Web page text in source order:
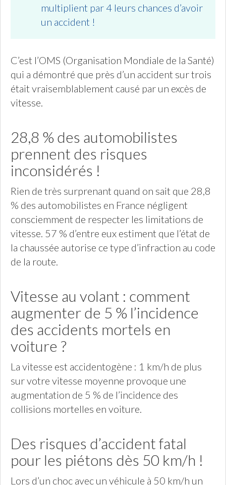
multiplient par 4 leurs chances d’avoir
un accident !
C’est l’OMS (Organisation Mondiale de la Santé)
qui a démontré que près d’un accident sur trois
était vraisemblablement causé par un excès de
vitesse.
28,8 % des automobilistes
prennent des risques
inconsidérés !
Rien de très surprenant quand on sait que 28,8
% des automobilistes en France négligent
consciemment de respecter les limitations de
vitesse. 57 % d’entre eux estiment que l’état de
la chaussée autorise ce type d’infraction au code
de la route.
Vitesse au volant : comment
augmenter de 5 % l’incidence
des accidents mortels en
voiture ?
La vitesse est accidentogène : 1 km/h de plus
sur votre vitesse moyenne provoque une
augmentation de 5 % de l’incidence des
collisions mortelles en voiture.
Des risques d’accident fatal
pour les piétons dès 50 km/h !
Lors d’un choc avec un véhicule à 50 km/h un